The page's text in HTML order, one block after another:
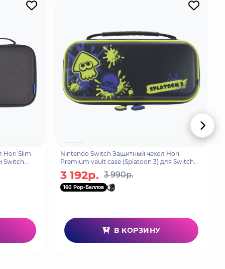
Hori Slim
Switch
Nintendo Switch Защитный чехол Hori
Premium vault case (Splatoon 3) для Switch
3 192р. 3 990р.
160 Pop-Баллов
В КОРЗИНУ